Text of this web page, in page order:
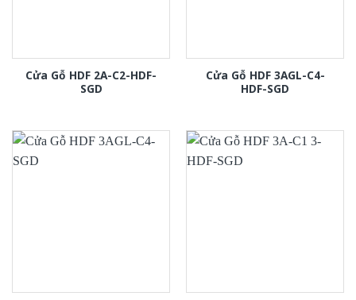
Cửa Gỗ HDF 2A-C2-HDF-
SGD
Cửa Gỗ HDF 3AGL-C4-
HDF-SGD